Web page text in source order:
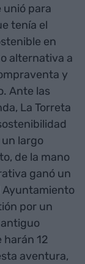
unió para
tenía el
en
alternativa a
y
Ante las
La Torreta
largo
de la mano
ganó un
Ayuntamiento
por un
harán 12
aventura,